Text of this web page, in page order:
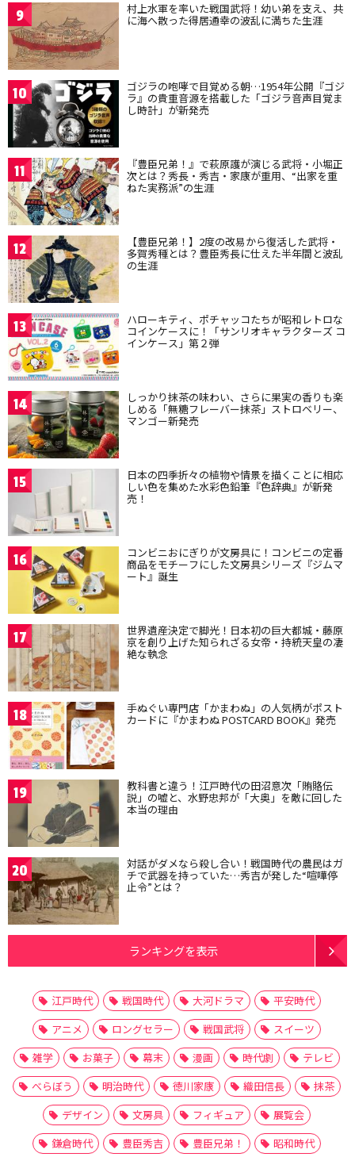
9 村上水軍を率いた戦国武将！幼い弟を支え、共
に海へ散った得居通幸の波乱に満ちた生涯
10 ゴジラの咆哮で目覚める朝…1954年公開『ゴジ
ラ』の貴重音源を搭載した「ゴジラ音声目覚ま
し時計」が新発売
11 『豊臣兄弟！』で萩原護が演じる武将・小堀正
次とは？秀長・秀吉・家康が重用、“出家を重
ねた実務派”の生涯
12 【豊臣兄弟！】2度の改易から復活した武将・
多賀秀種とは？豊臣秀長に仕えた半年間と波乱
の生涯
13 ハローキティ、ポチャッコたちが昭和レトロな
コインケースに！「サンリオキャラクターズ コ
インケース」第２弾
14 しっかり抹茶の味わい、さらに果実の香りも楽
しめる「無糖フレーバー抹茶」ストロベリー、
マンゴー新発売
15 日本の四季折々の植物や情景を描くことに相応
しい色を集めた水彩色鉛筆『色辞典』が新発
売！
16 コンビニおにぎりが文房具に！コンビニの定番
商品をモチーフにした文房具シリーズ『ジムマ
ート』誕生
17 世界遺産決定で脚光！日本初の巨大都城・藤原
京を創り上げた知られざる女帝・持統天皇の凄
絶な執念
18 手ぬぐい専門店「かまわぬ」の人気柄がポスト
カードに『かまわぬ POSTCARD BOOK』発売
19 教科書と違う！江戸時代の田沼意次「賄賂伝
説」の嘘と、水野忠邦が「大奥」を敵に回した
本当の理由
20 対話がダメなら殺し合い！戦国時代の農民はガ
チで武器を持っていた…秀吉が発した“喧嘩停
止令”とは？
ランキングを表示
江戸時代 戦国時代 大河ドラマ
平安時代
アニメ
ロングセラー 戦国武将
スイーツ
雑学
お菓子 幕末 漫画 時代劇
テレビ
べらぼう
明治時代 徳川家康 織田信長
抹茶
デザイン
文房具 フィギュア
展覧会
鎌倉時代
豊臣秀吉 豊臣兄弟！
昭和時代